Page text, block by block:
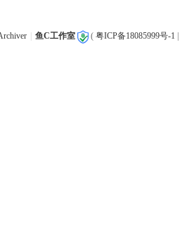
鱼C工作室 ( 粤ICP备18085999号-1